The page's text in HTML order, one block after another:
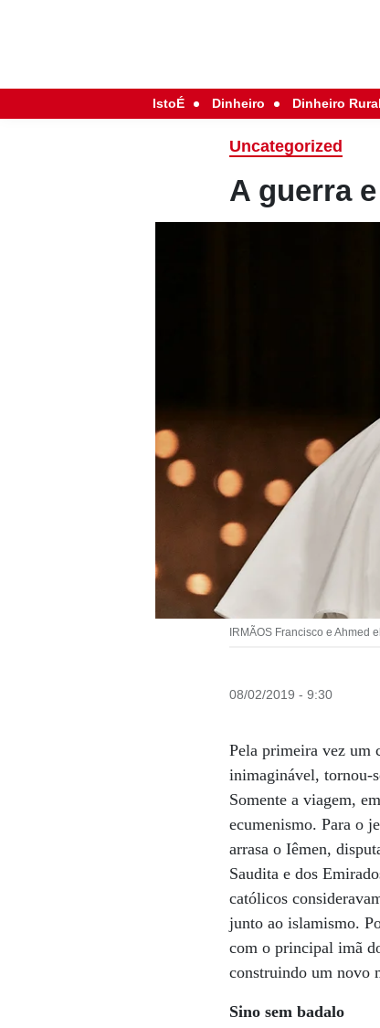
IstoÉ Dinheiro Dinheiro Rural
Uncategorized
A guerra
IRMÃOS Francisco e Ahmed
08/02/2019 - 9:30
Pela primeira vez um
inimaginável, tornou-
Somente a viagem,
ecumenismo. Para o
arrasa o Iêmen,
Saudita e dos
católicos
junto ao islamismo.
com o principal imã
construindo um novo
Sino sem badalo